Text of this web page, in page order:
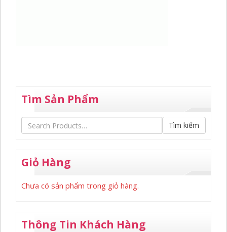
Tìm Sản Phẩm
Tìm kiếm
Giỏ Hàng
Chưa có sản phẩm trong giỏ hàng.
Thông Tin Khách Hàng